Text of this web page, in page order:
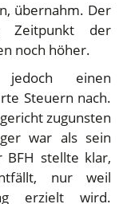
übernahm. Der
der
noch höher.
einen
Steuern nach.
zugunsten
war als sein
BFH stellte klar,
nur weil
erzielt wird.